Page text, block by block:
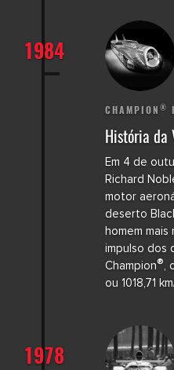
1984
CHAMPION®
História da
Em 4 de
Richard
motor
deserto
homem
impulso dos
Champion®,
ou 1018,71
1978